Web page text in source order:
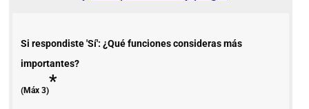
Si respondiste 'Sí': ¿Qué funciones consideras más
importantes?
(Máx 3)*